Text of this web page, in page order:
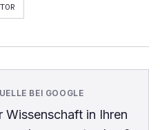
BEI GOOGLE
Wissenschaftin Ihren